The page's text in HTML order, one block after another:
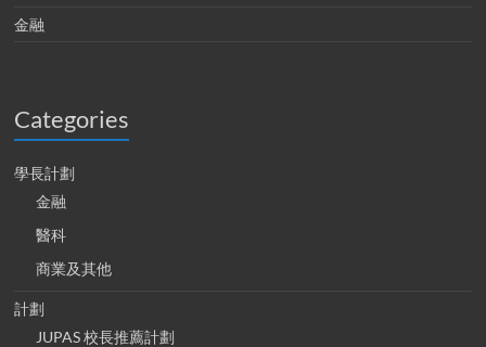
金融
Categories
學長計劃
金融
醫科
商業及其他
計劃
JUPAS 校長推薦計劃